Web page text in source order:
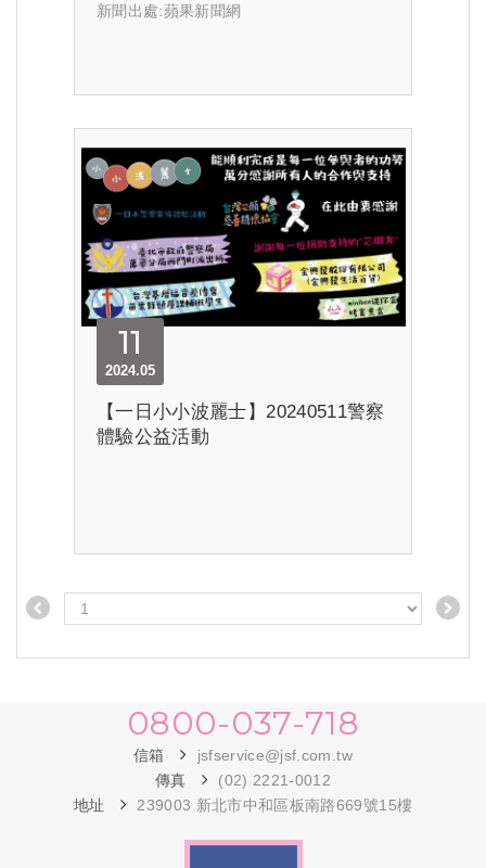
新聞出處:蘋果新聞網
11
2024.05
【一日小小波麗士】20240511警察
體驗公益活動
0800-037-718
信箱
jsfservice@jsf.com.tw
傳真
(02) 2221-0012
地址
239003 新北市中和區板南路669號15樓